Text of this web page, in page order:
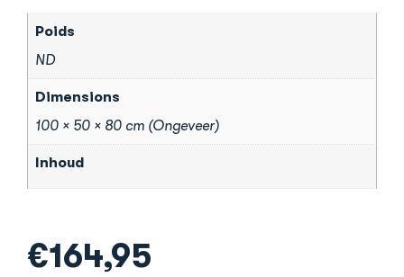
Poids
ND
Dimensions
100 × 50 × 80 cm (Ongeveer)
Inhoud
€164,95